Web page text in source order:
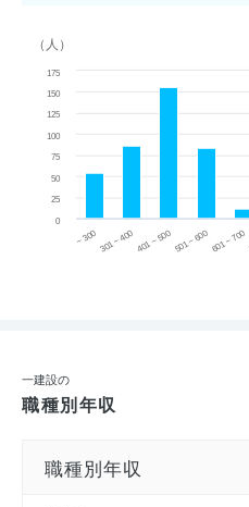
（人）
~ 300 301 ~ 400 401 ~ 500501 ~ 600601 ~ 700
0
25
50
75
100
125
150
175
一建設の
職種別年収
職種別年収